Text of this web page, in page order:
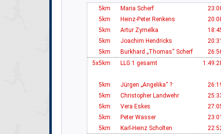
5km Maria Scherf
5km
Heinz-Peter Renkens
5km
Artur Zymelka
5km
Joachim Hendricks
5km
Burkhard „Thomas“ Scherf
5x5km
LLG 1 gesamt
5km Jürgen „Angelika“ ?
5km
Christopher Landwehr
5km
Vera Eskes
5km
Peter Wasser
5km
Karl-Heinz Scholten